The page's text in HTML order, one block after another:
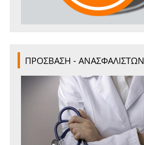
ΠΡΟΣΒΑΣΗ - ΑΝΑΣΦΑΛΙΣΤΩΝ